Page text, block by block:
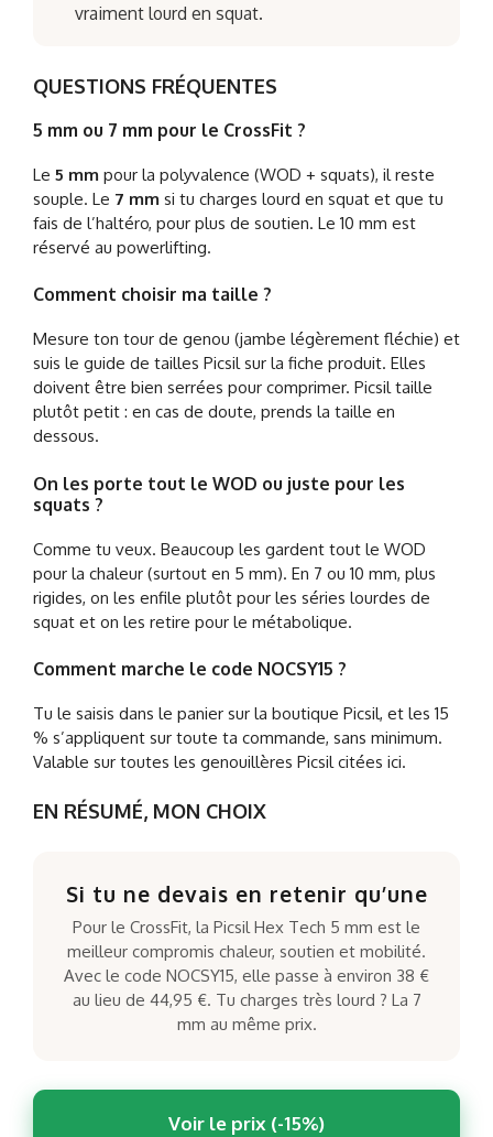
vraiment lourd en squat.
QUESTIONS FRÉQUENTES
5 mm ou 7 mm pour le CrossFit ?
Le 5 mm pour la polyvalence (WOD + squats), il reste
souple. Le 7 mm si tu charges lourd en squat et que tu
fais de l’haltéro, pour plus de soutien. Le 10 mm est
réservé au powerlifting.
Comment choisir ma taille ?
Mesure ton tour de genou (jambe légèrement fléchie) et
suis le guide de tailles Picsil sur la fiche produit. Elles
doivent être bien serrées pour comprimer. Picsil taille
plutôt petit : en cas de doute, prends la taille en
dessous.
On les porte tout le WOD ou juste pour les
squats ?
Comme tu veux. Beaucoup les gardent tout le WOD
pour la chaleur (surtout en 5 mm). En 7 ou 10 mm, plus
rigides, on les enfile plutôt pour les séries lourdes de
squat et on les retire pour le métabolique.
Comment marche le code NOCSY15 ?
Tu le saisis dans le panier sur la boutique Picsil, et les 15
% s’appliquent sur toute ta commande, sans minimum.
Valable sur toutes les genouillères Picsil citées ici.
EN RÉSUMÉ, MON CHOIX
Si tu ne devais en retenir qu’une
Pour le CrossFit, la Picsil Hex Tech 5 mm est le
meilleur compromis chaleur, soutien et mobilité.
Avec le code NOCSY15, elle passe à environ 38 €
au lieu de 44,95 €. Tu charges très lourd ? La 7
mm au même prix.
Voir le prix (-15%)